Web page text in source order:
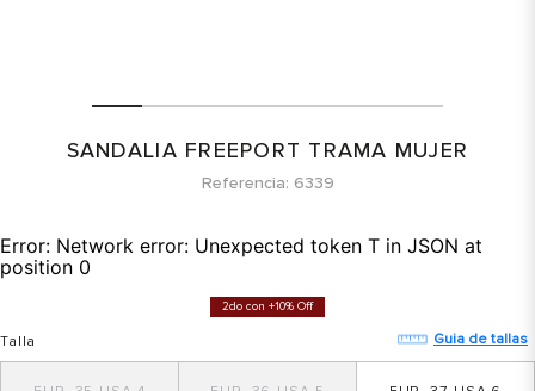
SANDALIA FREEPORT TRAMA MUJER
Referencia 6339
Error: Network error: Unexpected token T in JSON at
position 0
2do con +10% Off
Talla Guia de tallas